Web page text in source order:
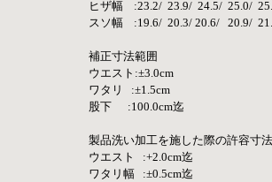
ヒザ幅    :23.2/  23.9/  24.5/  25.0/
スソ幅    :19.6/  20.3/ 20.6/   20.9/
補正寸法範囲
ウエスト:±3.0cm
ワタリ   :±1.5cm
股下      :100.0cm迄
製品洗い加工を施した際の許容寸法
ウエスト   :+2.0cm迄
ワタリ幅   :±0.5cm迄